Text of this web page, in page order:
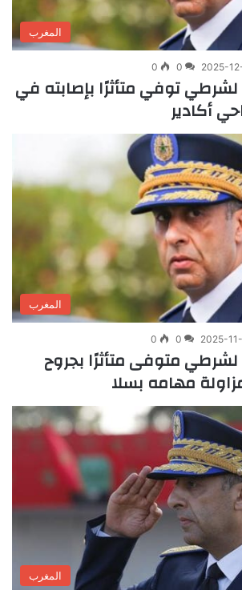
المغرب
2025-
0
0
لشرطي توفي متأثرًا بإصابته في
أكادير
المغرب
2025-
0
0
لشرطي متوفى متأثرًا بجروح
مهامه بسلا
المغرب